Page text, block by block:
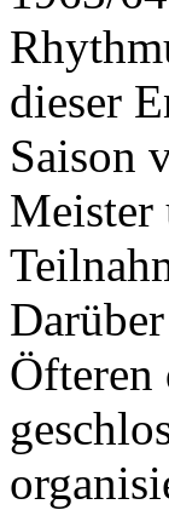
dieser
Saison
Meister
Öfteren